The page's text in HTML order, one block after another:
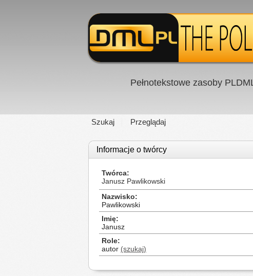
Pełnotekstowe zasoby
Szukaj Przeglądaj
Informacje o twórcy
Twórca
Janusz Pawlikowski
Nazwisko
Pawlikowski
Imię
Janusz
Role
autor (szukaj)